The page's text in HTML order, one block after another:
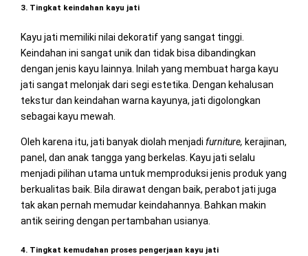
3. Tingkat keindahan kayu jati
Kayu jati memiliki nilai dekoratif yang sangat tinggi.
Keindahan ini sangat unik dan tidak bisa dibandingkan
dengan jenis kayu lainnya. Inilah yang membuat harga kayu
jati sangat melonjak dari segi estetika. Dengan kehalusan
tekstur dan keindahan warna kayunya, jati digolongkan
sebagai kayu mewah.
Oleh karena itu, jati banyak diolah menjadi furniture, kerajinan,
panel, dan anak tangga yang berkelas. Kayu jati selalu
menjadi pilihan utama untuk memproduksi jenis produk yang
berkualitas baik. Bila dirawat dengan baik, perabot jati juga
tak akan pernah memudar keindahannya. Bahkan makin
antik seiring dengan pertambahan usianya.
4. Tingkat kemudahan proses pengerjaan kayu jati